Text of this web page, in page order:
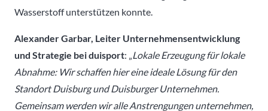
Wasserstoff unterstützen konnte.
Alexander Garbar, Leiter Unternehmensentwicklung
und Strategie bei duisport: „Lokale Erzeugung für lokale
Abnahme: Wir schaffen hier eine ideale Lösung für den
Standort Duisburg und Duisburger Unternehmen.
Gemeinsam werden wir alle Anstrengungen unternehmen,